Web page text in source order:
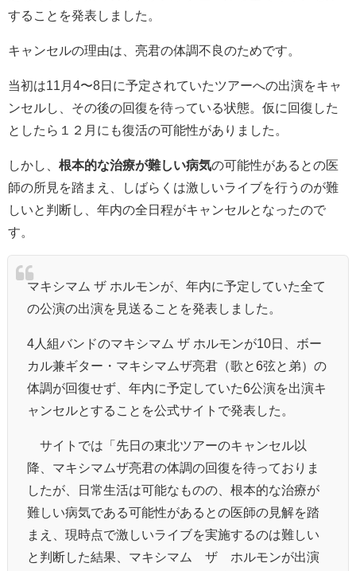
することを発表しました。
キャンセルの理由は、亮君の体調不良のためです。
当初は11月4〜8日に予定されていたツアーへの出演をキャ
ンセルし、その後の回復を待っている状態。仮に回復した
としたら１２月にも復活の可能性がありました。
しかし、 根本的な治療が難しい病気の可能性があるとの医
師の所見を踏まえ、しばらくは激しいライブを行うのが難
しいと判断し、年内の全日程がキャンセルとなったので
す。
マキシマム ザ ホルモンが、年内に予定していた全て
の公演の出演を見送ることを発表しました。
4人組バンドのマキシマム ザ ホルモンが10日、ボー
カル兼ギター・ マキシマムザ亮君 （歌と6弦と弟）の
体調が回復せず、年内に予定していた6公演を出演キ
ャンセルとすることを公式サイトで発表した。
サイトでは「先日の東北ツアーのキャンセル以
降、マキシマムザ亮君の体調の回復を待っておりま
したが、日常生活は可能なものの、根本的な治療が
難しい病気である可能性があるとの医師の見解を踏
まえ、現時点で激しいライブを実施するのは難しい
と判断した結果、マキシマム ザ ホルモンが出演